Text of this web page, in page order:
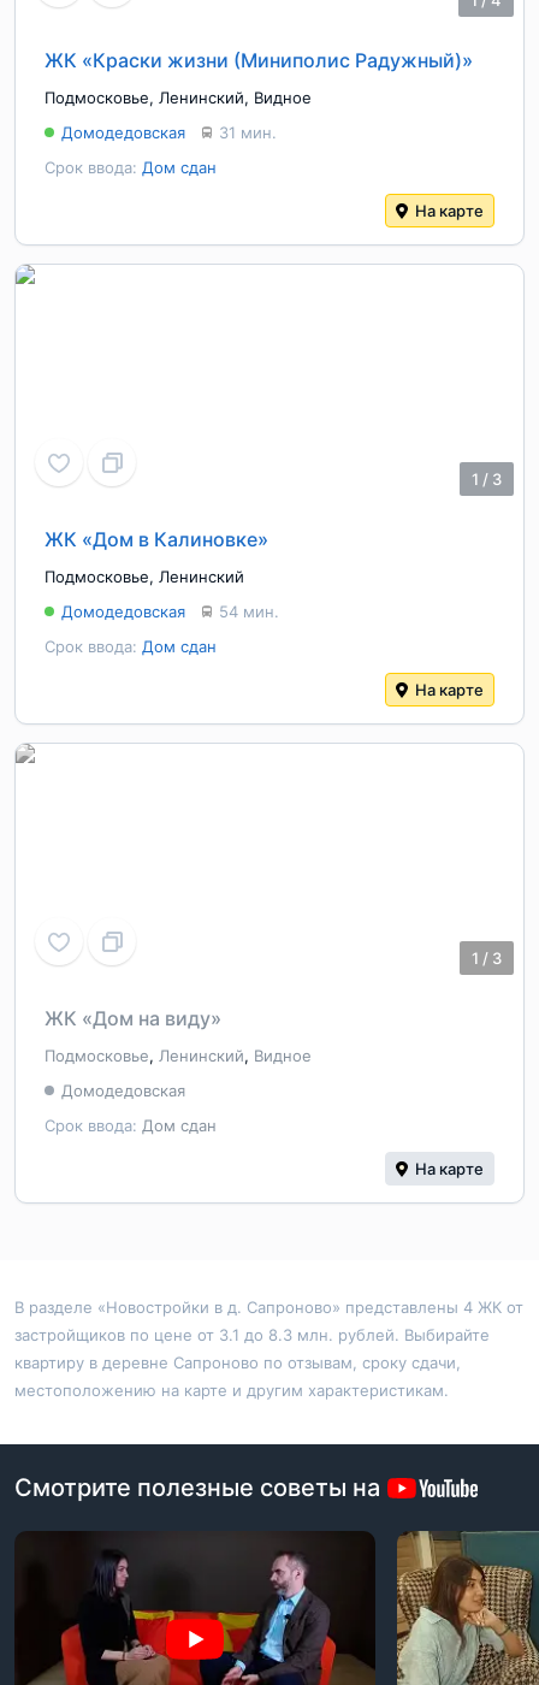
В разделе «Новостройки в д. Сапроново» представлены 4 ЖК от
застройщиков по цене от 3.1 до 8.3 млн. рублей. Выбирайте
квартиру в деревне Сапроново по отзывам, сроку сдачи,
местоположению на карте и другим характеристикам.
ЖК «Краски жизни (Миниполис Радужный)»
Подмосковье, Ленинский, Видное
Срок ввода: Дом сдан
Домодедовская 31 мин.
На карте
1 / 3
ЖК «Дом в Калиновке»
Подмосковье, Ленинский
Срок ввода: Дом сдан
Домодедовская 54 мин.
На карте
1 / 3
ЖК «Дом на виду»
Подмосковье, Ленинский, Видное
Срок ввода: Дом сдан
Домодедовская
На карте
Смотрите полезные советы на